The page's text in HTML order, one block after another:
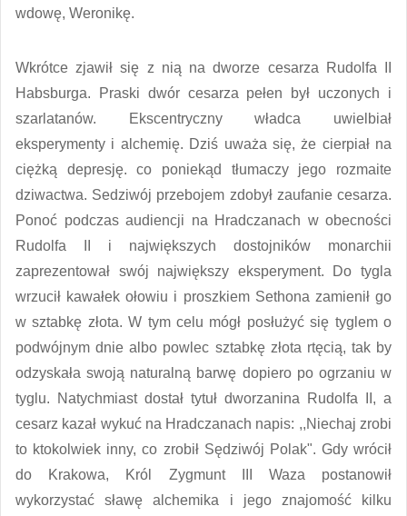
wdowę, Weronikę.
Wkrótce zjawił się z nią na dworze cesarza Rudolfa II
Habsburga. Praski dwór cesarza pełen był uczonych i
szarlatanów. Ekscentryczny władca uwielbiał
eksperymenty i alchemię. Dziś uważa się, że cierpiał na
ciężką depresję. co poniekąd tłumaczy jego rozmaite
dziwactwa. Sedziwój przebojem zdobył zaufanie cesarza.
Ponoć podczas audiencji na Hradczanach w obecności
Rudolfa II i największych dostojników monarchii
zaprezentował swój największy eksperyment. Do tygla
wrzucił kawałek ołowiu i proszkiem Sethona zamienił go
w sztabkę złota. W tym celu mógł posłużyć się tyglem o
podwójnym dnie albo powlec sztabkę złota rtęcią, tak by
odzyskała swoją naturalną barwę dopiero po ogrzaniu w
tyglu. Natychmiast dostał tytuł dworzanina Rudolfa II, a
cesarz kazał wykuć na Hradczanach napis: ,,Niechaj zrobi
to ktokolwiek inny, co zrobił Sędziwój Polak". Gdy wrócił
do Krakowa, Król Zygmunt III Waza postanowił
wykorzystać sławę alchemika i jego znajomość kilku